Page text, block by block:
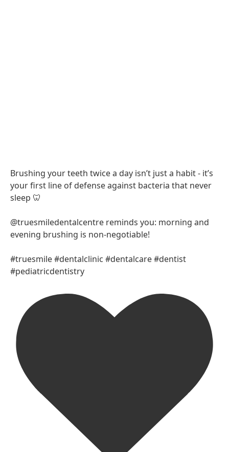
Brushing your teeth twice a day isn’t just a habit - it’s
your first line of defense against bacteria that never
sleep 🦷
@truesmiledentalcentre reminds you: morning and
evening brushing is non-negotiable!
#truesmile #dentalclinic #dentalcare #dentist
#pediatricdentistry